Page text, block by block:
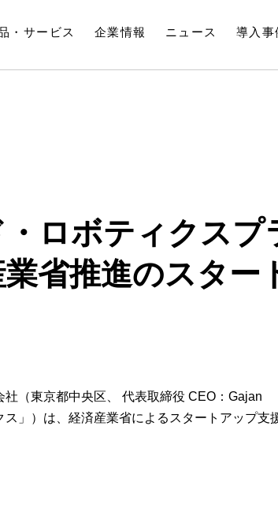
・サービス 企業情報 ニュース 導入事
ロボティクス
省推進のスター
（東京都中央区、 代表取締役 CEO：Gajan
」）は、経済産業省によるスタートアップ支